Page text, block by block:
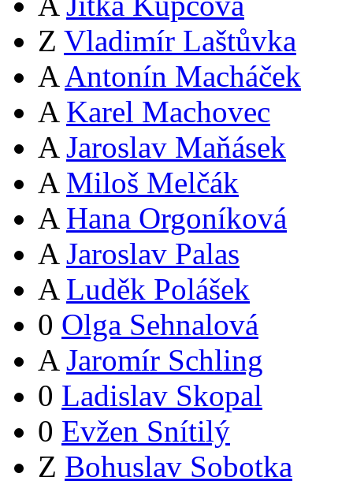
Z Vladimír Laštůvka
A Antonín Macháček
A Karel Machovec
A Jaroslav Maňásek
A Miloš Melčák
A Hana Orgoníková
A Jaroslav Palas
A Luděk Polášek
0 Olga Sehnalová
A Jaromír Schling
0 Ladislav Skopal
0 Evžen Snítilý
Z Bohuslav Sobotka